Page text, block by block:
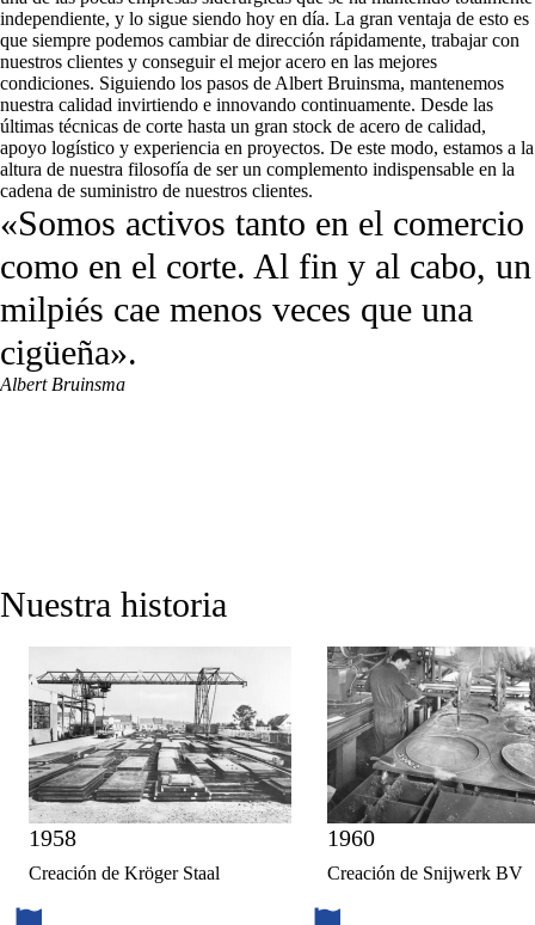
independiente, y lo sigue siendo hoy en día. La gran ventaja de esto es
que siempre podemos cambiar de dirección rápidamente, trabajar con
nuestros clientes y conseguir el mejor acero en las mejores
condiciones. Siguiendo los pasos de Albert Bruinsma, mantenemos
nuestra calidad invirtiendo e innovando continuamente. Desde las
últimas técnicas de corte hasta un gran stock de acero de calidad,
apoyo logístico y experiencia en proyectos. De este modo, estamos a la
altura de nuestra filosofía de ser un complemento indispensable en la
cadena de suministro de nuestros clientes.
«Somos activos tanto en el comercio
como en el corte. Al fin y al cabo, un
milpiés cae menos veces que una
cigüeña».
Albert Bruinsma
Nuestra historia
1958
Creación de Kröger Staal
1960
Creación de Snijwerk BV